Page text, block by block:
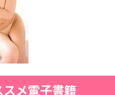
メ電子書籍